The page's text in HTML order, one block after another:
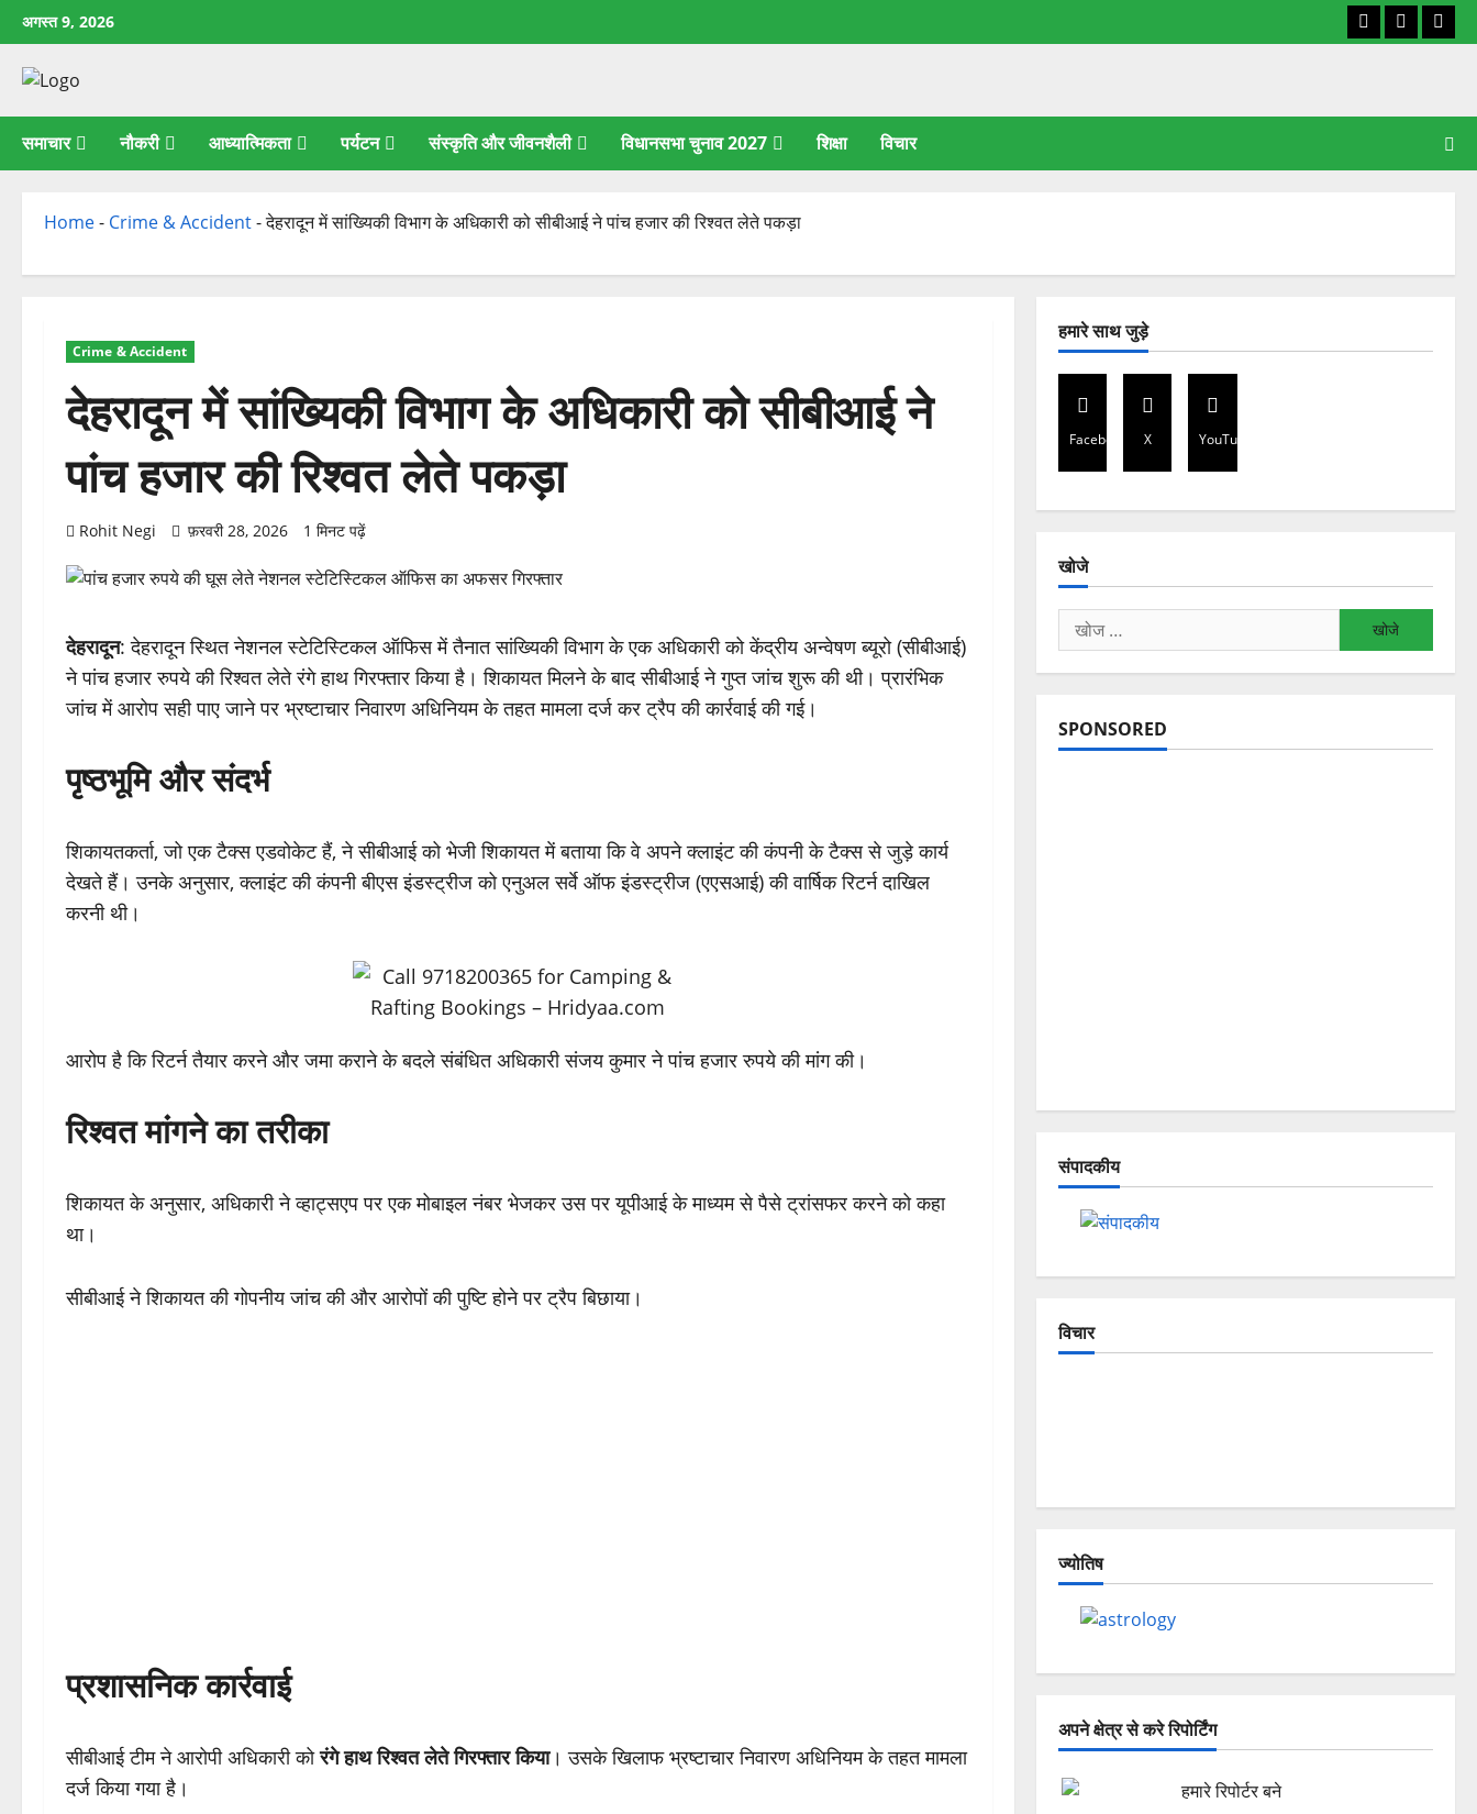
छोड़कर
सामग्री
अगस्त 9, 2026 Facebook
X
समाचार नौकरी आध्यात्मिकता पर्यटन संस्कृति और जीवनशैली विधानसभा चुनाव 2027 शिक्षा विचार
Home- Crime & Accident-देहरादून में सांख्यिकी विभाग के अधिकारी को सीबीआई ने पांच हजार की रिश्वत लेते पकड़ा
Crime & Accident
देहरादून में सांख्यिकी विभाग के अधिकारी को सीबीआई ने
पांच हजार की रिश्वत लेते पकड़ा
Rohit Negi फ़रवरी 28, 2026 1 मिनट पढ़ें
देहरादून: देहरादून स्थित नेशनल स्टेटिस्टिकल ऑफिस में तैनात सांख्यिकी विभाग के एक अधिकारी को केंद्रीय अन्वेषण ब्यूरो (सीबीआई)
ने पांच हजार रुपये की रिश्वत लेते रंगे हाथ गिरफ्तार किया है। शिकायत मिलने के बाद सीबीआई ने गुप्त जांच शुरू की थी। प्रारंभिक
जांच में आरोप सही पाए जाने पर भ्रष्टाचार निवारण अधिनियम के तहत मामला दर्ज कर ट्रैप की कार्रवाई की गई।
पृष्ठभूमि और संदर्भ
शिकायतकर्ता, जो एक टैक्स एडवोकेट हैं, ने सीबीआई को भेजी शिकायत में बताया कि वे अपने क्लाइंट की कंपनी के टैक्स से जुड़े कार्य
देखते हैं। उनके अनुसार, क्लाइंट की कंपनी बीएस इंडस्ट्रीज को एनुअल सर्वे ऑफ इंडस्ट्रीज (एएसआई) की वार्षिक रिटर्न दाखिल
करनी थी।
आरोप है कि रिटर्न तैयार करने और जमा कराने के बदले संबंधित अधिकारी संजय कुमार ने पांच हजार रुपये की मांग की।
रिश्वत मांगने का तरीका
शिकायत के अनुसार, अधिकारी ने व्हाट्सएप पर एक मोबाइल नंबर भेजकर उस पर यूपीआई के माध्यम से पैसे ट्रांसफर करने को कहा
था।
सीबीआई ने शिकायत की गोपनीय जांच की और आरोपों की पुष्टि होने पर ट्रैप बिछाया।
प्रशासनिक कार्रवाई
सीबीआई टीम ने आरोपी अधिकारी कोरंगे हाथ रिश्वत लेते गिरफ्तार किया। उसके खिलाफ भ्रष्टाचार निवारण अधिनियम के तहत मामला
दर्ज किया गया है।
हमारे साथ जुड़े
Facebook X YouTube
खोजे
निम्न
को
खोजें:
SPONSORED
संपादकीय
विचार
ज्योतिष
अपने क्षेत्र से करे रिपोर्टिंग